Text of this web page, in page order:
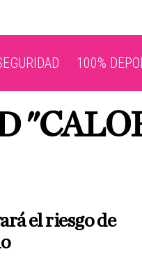
100%
el riesgo de